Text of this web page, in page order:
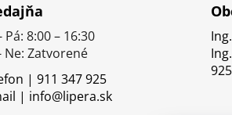
Pá: 8:00 – 16:30
Ne: Zatvorené
| 911 347 925
| info@lipera.sk
925